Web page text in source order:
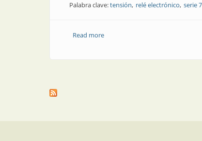
Palabra clave:tensión relé electrónico serie
Read moreabout Tensión de red en la mira